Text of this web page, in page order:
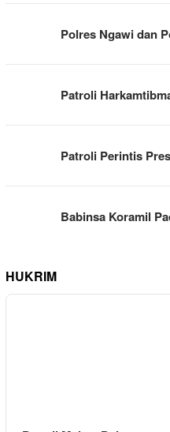
Polres Ngawi dan
Patroli
Patroli Perintis
Babinsa Koramil
HUKRIM